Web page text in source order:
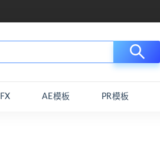
AE模板 PR模板